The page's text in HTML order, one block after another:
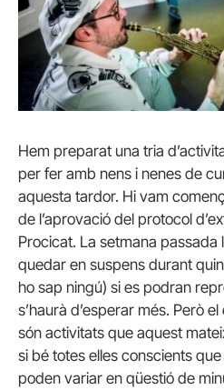
Hem preparat una tria
per fer amb nens i nenes de
aquesta tardor. Hi vam
de l’aprovació del protocol
Procicat. La setmana passada
quedar en suspens durant
ho sap ningú) si es podran
s’haurà d’esperar més. Però
són activitats que aquest
si bé totes elles conscients
poden variar en qüestió de